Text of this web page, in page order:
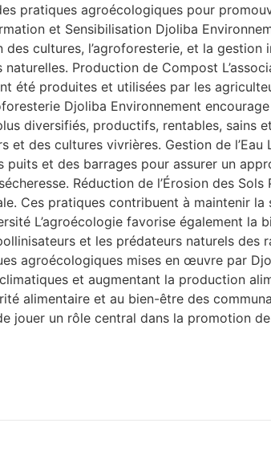
pratiques agroécologiques pour
et Sensibilisation Djoliba
cultures, l’agroforesterie, et la gestion
Production de Compost
été produites et utilisées par les
Djoliba Environnement
diversifiés, productifs, rentables, sains
des cultures vivrières. Gestion de l’Eau
et des barrages pour assurer un
Réduction de l’Érosion des Sols
Ces pratiques contribuent à maintenir
L’agroécologie favorise également la
et les prédateurs naturels des
agroécologiques mises en œuvre par
et augmentant la production
alimentaire et au bien-être des
jouer un rôle central dans la promotion